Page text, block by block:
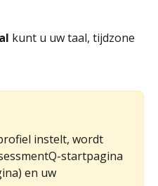
kunt u uw taal, tijdzone
instelt, wordt
startpagina
en uw